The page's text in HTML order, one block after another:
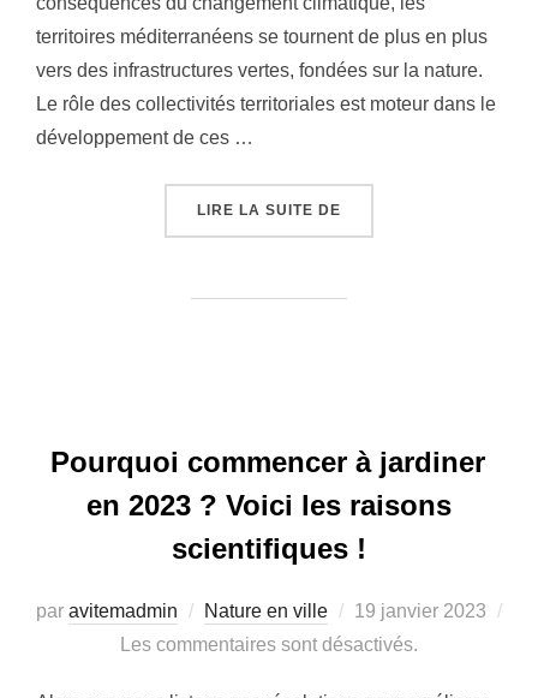
territoires méditerranéens se tournent de plus en plus
vers des infrastructures vertes, fondées sur la nature.
Le rôle des collectivités territoriales est moteur dans le
développement de ces …
LIRE LA SUITE DE
Pourquoi commencer à jardiner
en 2023 ? Voici les raisons
scientifiques !
par avitemadmin Nature en ville
Publié
le
19 janvier 2023
Les commentaires sont désactivés.